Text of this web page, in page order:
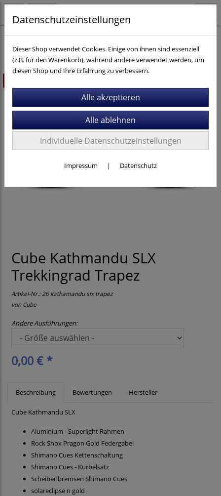
Fahrräder City- / Trekking
Cube Kathmandu SLX
Trekkingrad Trapez
Artikel-Nr.:26 kathamandu slx trapez
vonCube
Andere Ausführungen:
0,00 € *
Beschreibung Bewertungen Hersteller
Cube Kathmandu SLX
Aluminium - Superlight Rahmen
Rock Shox Pragon Gold Federgabel
Shimano Cues Kettenschaltung
Shimano Cues - Kurbelsatz
Scheibenbremsen Shimano Cues
solareclipse n gold
Datenschutzeinstellungen
Dieser Shop verwendet Cookies. Einige von ihnen sind essenziell
(z.B. für den Warenkorb), während andere verwendet werden, um
diesen Shop und Ihre Erfahrung zu verbessern.
Individuelle Datenschutzeinstellungen
Impressum | Datenschutz